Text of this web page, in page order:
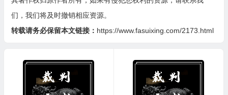
们，我们将及时撤销相应资源。
转载请务必保留本文链接： https://www.fasuixing.com/2173.html